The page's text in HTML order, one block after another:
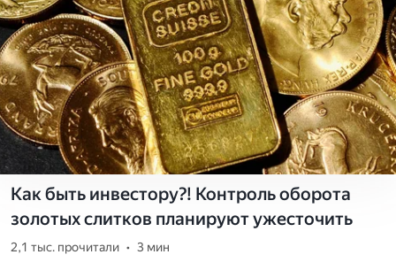
Как быть инвестору?! Контроль оборота
золотых слитков планируют ужесточить
2,1 тыс. прочитали • 3 мин